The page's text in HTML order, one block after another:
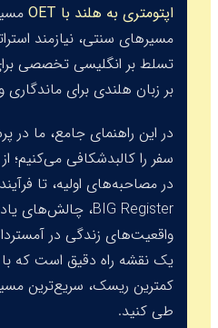
اپتومتری به هلند با OET
مسیرهای سنتی، نیازمند
تسلط بر انگلیسی تخصصی
بر زبان هلندی برای
در این راهنمای جامع، ما در
در مصاحبه‌های اولیه، تا
BIG Register، چالش‌های
واقعیت‌های زندگی در
یک نقشه راه دقیق است که با
کمترین ریسک، سریع‌ترین
طی کنید.